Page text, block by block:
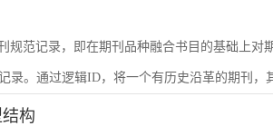
规范记录，即在期刊品种融合书目的基础上对
录。通过逻辑ID，将一个有历史沿革的期刊，
构